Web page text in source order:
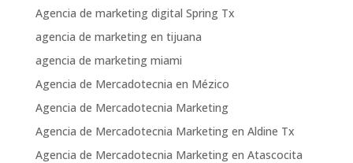
Agencia de marketing digital Spring Tx
agencia de marketing en tijuana
agencia de marketing miami
Agencia de Mercadotecnia en Mézico
Agencia de Mercadotecnia Marketing
Agencia de Mercadotecnia Marketing en Aldine Tx
Agencia de Mercadotecnia Marketing en Atascocita